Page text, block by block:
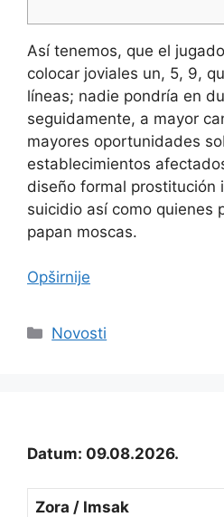
Así tenemos, que el
colocar joviales un, 5, 9,
líneas; nadie pondrí­a en
seguidamente, a mayor
mayores oportunidades
establecimientos
diseño formal prostitución
suicidio así­ como quienes
papan moscas.
Opširnije
Kategorije
Novosti
Datum: 09.08.2026.
Zora / Imsak